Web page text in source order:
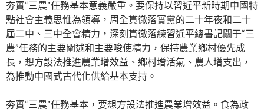
夯實“三農”任務基本意義嚴重。要保持以習近平新時期中國特
點社會主義思惟為領導，周全貫徹落實黨的二十年夜和二十
屆二中、三中全會精力，深刻貫徹落練習近平總書記關于“三
農”任務的主要闡述和主要唆使精力，保持農業鄉村優先成
長，想方設法推進農業增效益、鄉村增活氣、農人增支出，
為推動中國式古代化供給基本支持。
夯實“三農”任務基本，要想方設法推進農業增效益。食為政